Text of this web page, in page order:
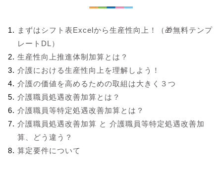
まずはシフト表Excelから生産性向上！（🎁無料テンプ
レートDL）
生産性向上推進体制加算とは？
介護における生産性向上を理解しよう！
介護の価値を高めるための取組は大きく３つ
介護職員処遇改善加算とは？
介護職員等特定処遇改善加算とは？
介護職員処遇改善加算 と 介護職員等特定処遇改善加
算、どう違う？
算定要件について